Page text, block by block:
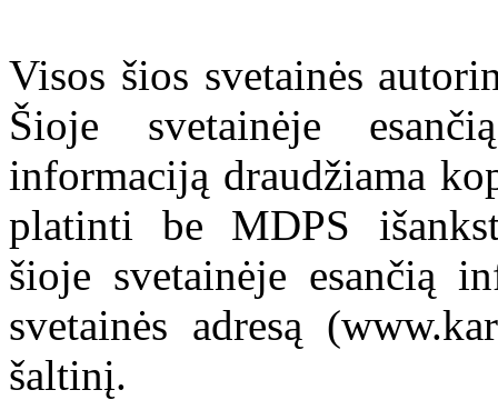
Visos šios svetainės
Šioje svetainėje
informaciją draudžiama
platinti be MDPS
šioje svetainėje esančią
svetainės adresą
šaltinį.